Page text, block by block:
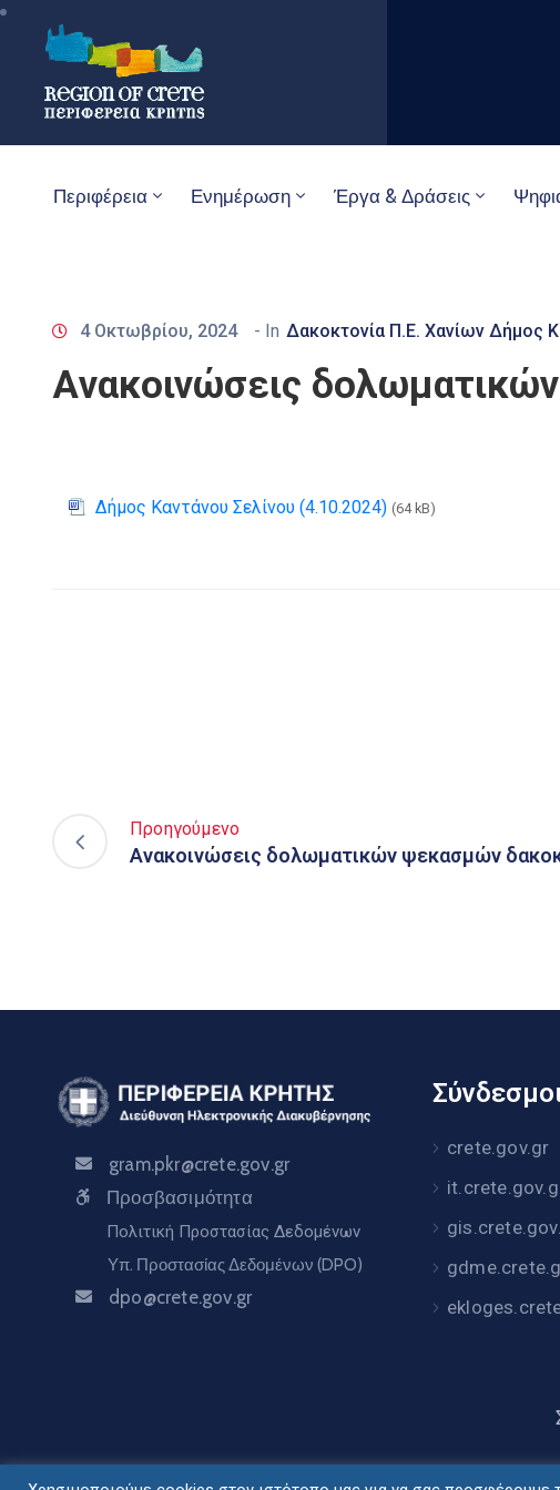
Περιφέρεια Ενημέρωση Έργα & Δράσεις
4 Οκτωβρίου, 2024 - In Δακοκτονία Π.Ε. Χανίων Δήμος
Aνακοινώσεις
Δήμος Καντάνου Σελίνου (4.10.2024) (64 kB)
Προηγούμενο
Aνακοινώσεις δολωματικών ψεκασμών
gram.pkr@crete.gov.gr
Προσβασιμότητα
Πολιτική Προστασίας Δεδομένων
Υπ. Προστασίας Δεδομένων (DPO)
dpo@crete.gov.gr
crete.gov.gr